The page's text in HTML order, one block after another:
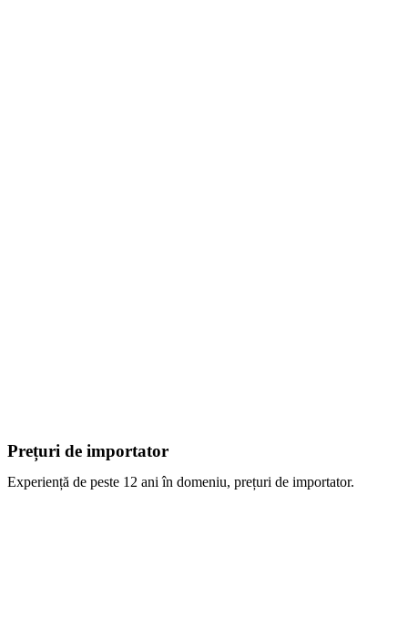
Prețuri de importator
Experiență de peste 12 ani în domeniu, prețuri de importator.